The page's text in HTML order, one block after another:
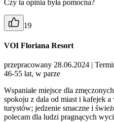
Czy ta opinia była pomocna?
19
VOI Floriana Resort
przepracowany 28.06.2024 |
46-55 lat, w parze
Wspaniałe miejsce dla
spokoju z dala od miast i kafejek
turystów; jedzenie smaczne i
polecam dla ludzi pragnących